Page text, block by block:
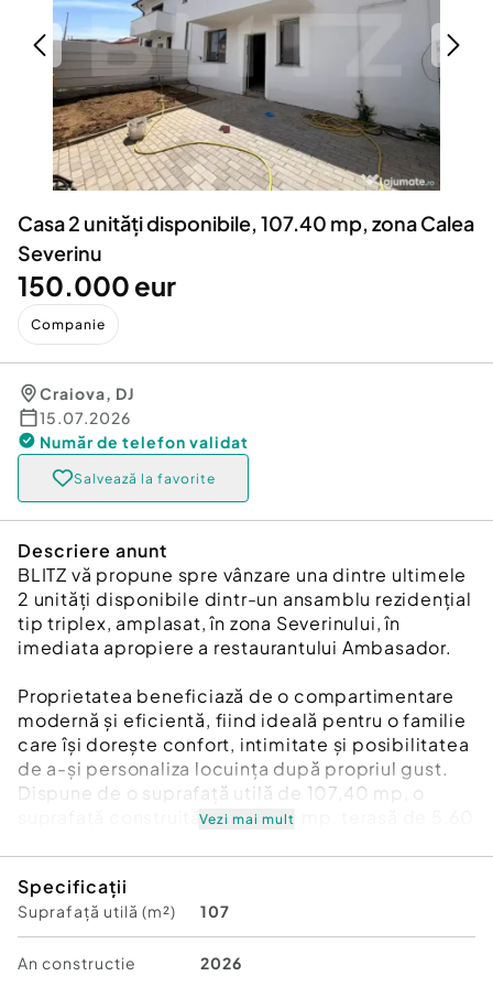
Servicii
Animale de companie
Afaceri și echipamente profesionale
Inchiriere Bunuri si Vehicule
Utilaje agricole si industriale
Piese auto si accesorii
Dacia Duster
Casa 2 unități disponibile, 107.40 mp, zona Calea
Severinu
150.000 eur
Companie
Craiova, DJ
15.07.2026
Număr de telefon validat
Salvează la favorite
Descriere anunt
BLITZ vă propune spre vânzare una dintre ultimele
2 unități disponibile dintr-un ansamblu rezidențial
tip triplex, amplasat, în zona Severinului, în
imediata apropiere a restaurantului Ambasador.
Proprietatea beneficiază de o compartimentare
modernă și eficientă, fiind ideală pentru o familie
care își dorește confort, intimitate și posibilitatea
de a-și personaliza locuința după propriul gust.
Dispune de o suprafață utilă de 107,40 mp, o
suprafață construită de 125,90 mp, terasă de 5,60
La parter regăsim un living generos și luminos,
bucătărie separată cu acces direct către curtea
din spate, baie, hol și casa scării. Etajul este
compus din 3 dormitoare spațioase și o baie.
Vezi mai mult
Specificații
Suprafață utilă (m²) 107
An constructie 2026